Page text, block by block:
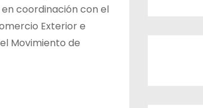
coordinación con el
Exterior e
Movimiento de